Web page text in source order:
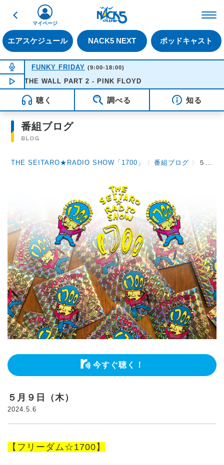
戻る
エアスケジュール NACK5 NEXT ポッドキャスト
マイページ
NOW ON AIR
FUNKY FRIDAY (9:00-18:00)
NOW PLAYING15:43
WALL PART 2 - PINK FLOYD
聴く 調べる 知る
番組ブログ
BLOG
THE SEITARO★RADIO SHOW「1700」 〉番組ブログ 〉 ５月９日（木）
今すぐ聴く！
５月９日（木）
2024.5.6
【フリーダム☆1700】